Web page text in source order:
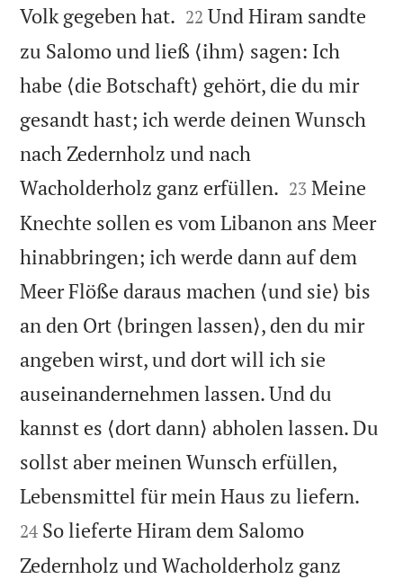
Volk gegeben hat. 

22 Und Hiram sandte
zu Salomo und ließ ⟨ihm⟩ sagen: Ich
habe ⟨die Botschaft⟩ gehört, die du mir
gesandt hast; ich werde deinen Wunsch
nach Zedernholz und nach
Wacholderholz ganz erfüllen. 

23 Meine
Knechte sollen es vom Libanon ans Meer
hinabbringen; ich werde dann auf dem
Meer Flöße daraus machen ⟨und sie⟩ bis
an den Ort ⟨bringen lassen⟩, den du mir
angeben wirst, und dort will ich sie
auseinandernehmen lassen. Und du
kannst es ⟨dort dann⟩ abholen lassen. Du
sollst aber meinen Wunsch erfüllen,
Lebensmittel für mein Haus zu liefern.
24 So lieferte Hiram dem Salomo
Zedernholz und Wacholderholz ganz